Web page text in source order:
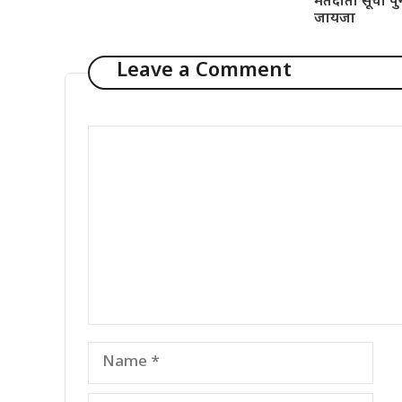
जायजा
Leave a Comment
Name